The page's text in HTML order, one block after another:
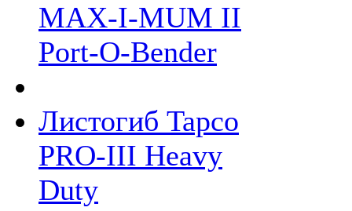
MAX-I-MUM II
Port-O-Bender
Листогиб Tapco
PRO-III Heavy
Duty